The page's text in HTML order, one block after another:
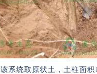
该系统取原状土，土柱面积